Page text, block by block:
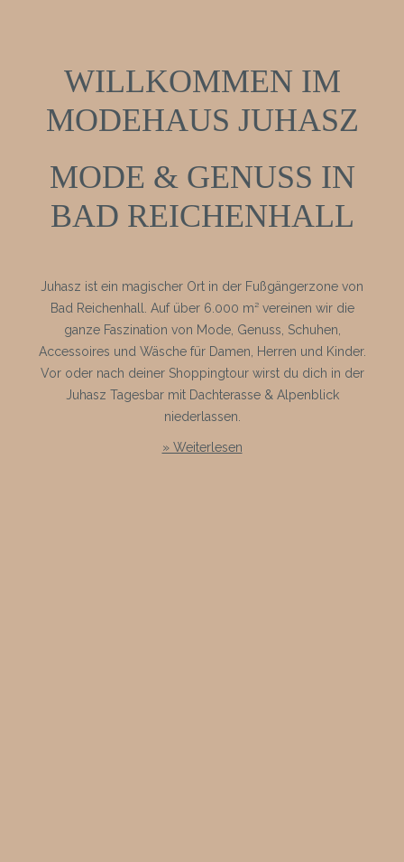
WILLKOMMEN IM
MODEHAUS JUHASZ
MODE & GENUSS IN
BAD REICHENHALL
Juhasz ist ein magischer Ort in der Fußgängerzone von
Bad Reichenhall. Auf über 6.000 m² vereinen wir die
ganze Faszination von Mode, Genuss, Schuhen,
Accessoires und Wäsche für Damen, Herren und Kinder.
Vor oder nach deiner Shoppingtour wirst du dich in der
Juhasz Tagesbar mit Dachterasse & Alpenblick
niederlassen.
» Weiterlesen